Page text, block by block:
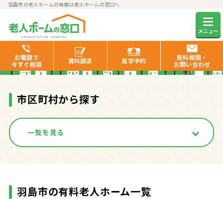
羽島市の老人ホームの検索は老人ホームの窓口へ
メニュー
お電話で
今すぐ相談
資料請求 見学予約
無料相談・
お問い合わせ
羽島市の有料老人ホーム一覧
市区町村から探す
一覧を見る
羽島市の有料老人ホーム一覧